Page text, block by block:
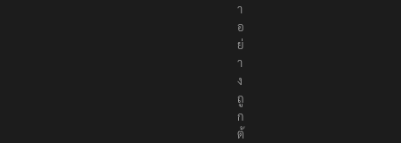
า
อ
ย่
า
ง
ถู
ก
ต้